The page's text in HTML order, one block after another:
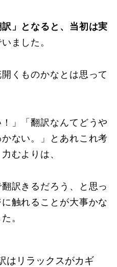
」となると、当初は実
ました。
くものかなとは思って
」「翻訳なんてどうや
ない。」とあれこれ考
むよりは、
訳きるだろう、と思っ
触れることが大事かな
。
はリラックスがカギ